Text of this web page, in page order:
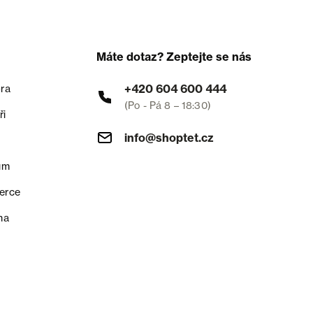
Máte dotaz? Zeptejte se nás
+420 604 600 444
(Po - Pá 8 – 18:30)
info@shoptet.cz